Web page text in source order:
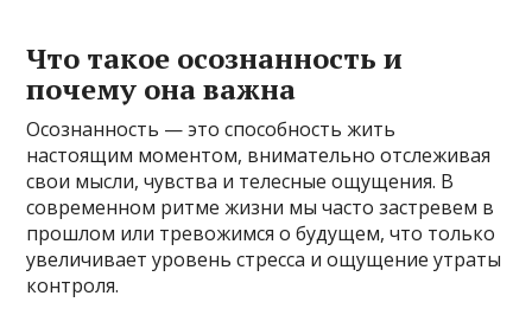
Что такое осознанность и
почему она важна
Осознанность — это способность жить
настоящим моментом, внимательно отслеживая
свои мысли, чувства и телесные ощущения. В
современном ритме жизни мы часто застревем в
прошлом или тревожимся о будущем, что только
увеличивает уровень стресса и ощущение утраты
контроля.